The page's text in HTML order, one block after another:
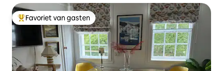
Topfavoriet van gasten
Favoriet van gasten